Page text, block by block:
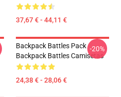
37,67 € - 44,11 €
Backpack Battles Pack
Backpack Battles Camisetas
24,38 € - 28,06 €
-20%